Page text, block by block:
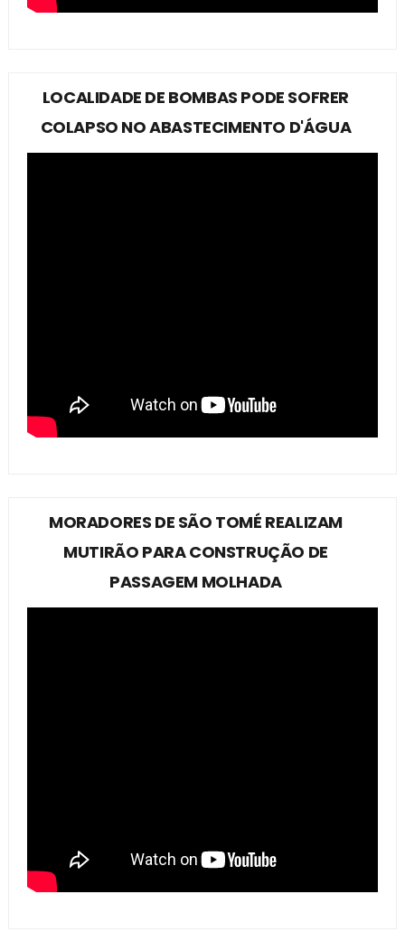
LOCALIDADE DE BOMBAS PODE SOFRER
COLAPSO NO ABASTECIMENTO D'ÁGUA
MORADORES DE SÃO TOMÉ REALIZAM
MUTIRÃO PARA CONSTRUÇÃO DE
PASSAGEM MOLHADA